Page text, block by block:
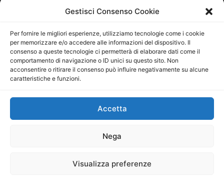
Gestisci Consenso Cookie
Per fornire le migliori esperienze, utilizziamo tecnologie come i cookie
per memorizzare e/o accedere alle informazioni del dispositivo. Il
consenso a queste tecnologie ci permetterà di elaborare dati come il
comportamento di navigazione o ID unici su questo sito. Non
acconsentire o ritirare il consenso può influire negativamente su alcune
caratteristiche e funzioni.
Accetta
Nega
Visualizza preferenze
29/09/2015
Direttore Editoriale: Maurizio Scaglione
Direttore Responsabile: Maria Calabrese
P.IVA: 06334930820
Mercurio Comunicazione Società Cooperativa a r.l. è
iscritta al Registro degli Operatori di Comunicazione al
Sito gestito daLa Digitale srl–info@ladigitale.it